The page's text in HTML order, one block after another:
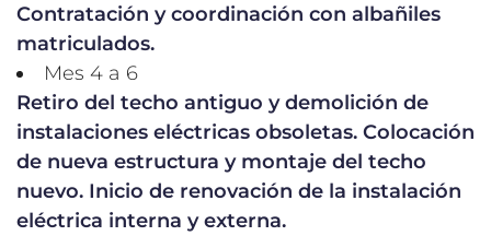
Contratación y coordinación con albañiles
matriculados.
Mes 4 a 6
Retiro del techo antiguo y demolición de
instalaciones eléctricas obsoletas. Colocación
de nueva estructura y montaje del techo
nuevo. Inicio de renovación de la instalación
eléctrica interna y externa.